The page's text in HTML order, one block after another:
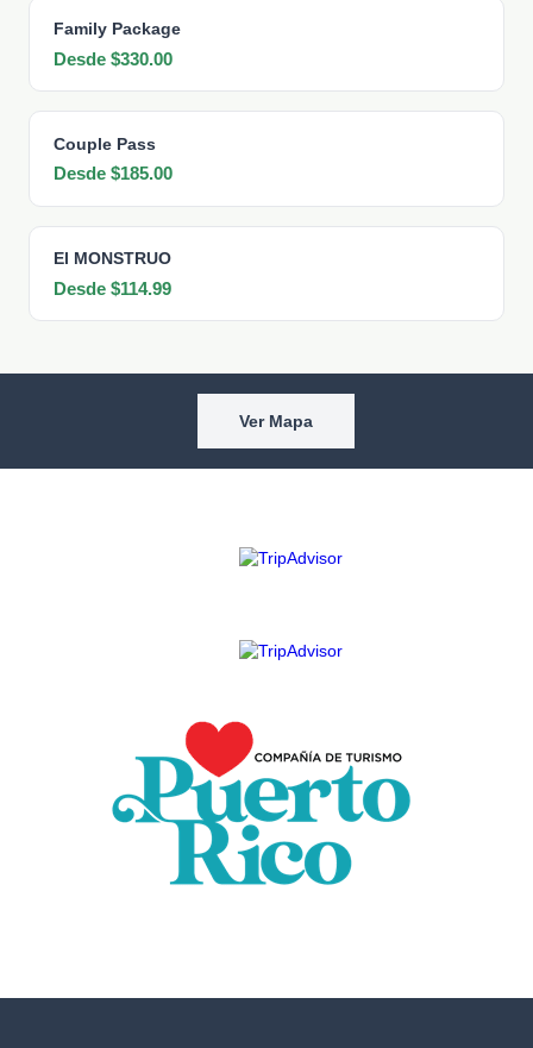
Family Package
Desde $330.00
Couple Pass
Desde $185.00
El MONSTRUO
Desde $114.99
Ver Mapa